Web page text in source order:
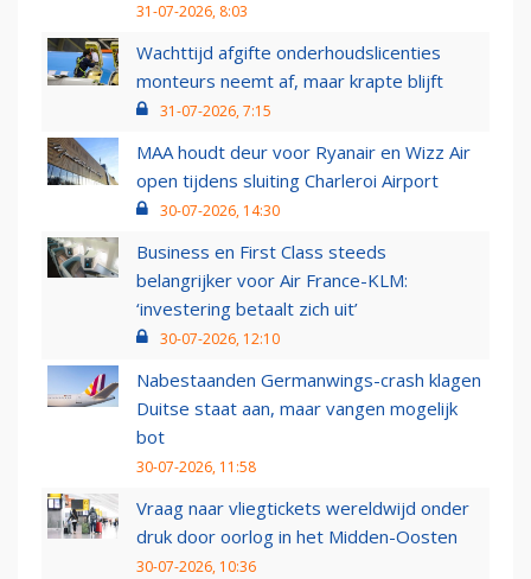
31-07-2026, 8:03
Wachttijd afgifte onderhoudslicenties
monteurs neemt af, maar krapte blijft
31-07-2026, 7:15
MAA houdt deur voor Ryanair en Wizz Air
open tijdens sluiting Charleroi Airport
30-07-2026, 14:30
Business en First Class steeds
belangrijker voor Air France-KLM:
‘investering betaalt zich uit’
30-07-2026, 12:10
Nabestaanden Germanwings-crash klagen
Duitse staat aan, maar vangen mogelijk
bot
30-07-2026, 11:58
Vraag naar vliegtickets wereldwijd onder
druk door oorlog in het Midden-Oosten
30-07-2026, 10:36